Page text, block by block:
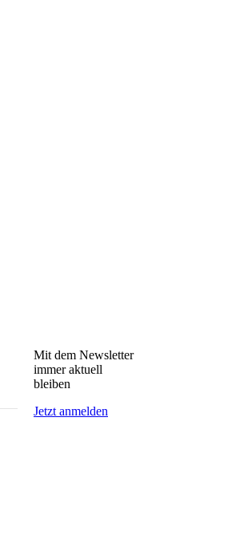
Mit dem Newsletter
immer aktuell
bleiben
Jetzt anmelden